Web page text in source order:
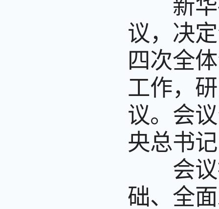
议，决
四次全
工作，
议。会
央总书
会议
础、全